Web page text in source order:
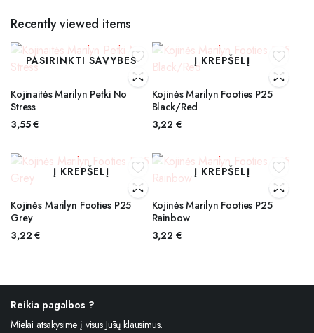
Recently viewed items
PASIRINKTI SAVYBES
Kojinaitės Marilyn Petki No
Stress
3,55€
Į KREPŠELĮ
Kojinės Marilyn Footies P25
Black/Red
3,22 €
Į KREPŠELĮ
Kojinės Marilyn Footies P25
Grey
3,22€
Į KREPŠELĮ
Kojinės Marilyn Footies P25
Rainbow
3,22 €
Reikia pagalbos ?
Mielai atsakysime į visus Jūsų klausimus.